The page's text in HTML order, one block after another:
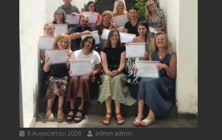
6 Αυγούστου 2026 admin admin